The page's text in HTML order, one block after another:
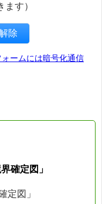
す）
除
ームには暗号化通信
確定図」
定図」